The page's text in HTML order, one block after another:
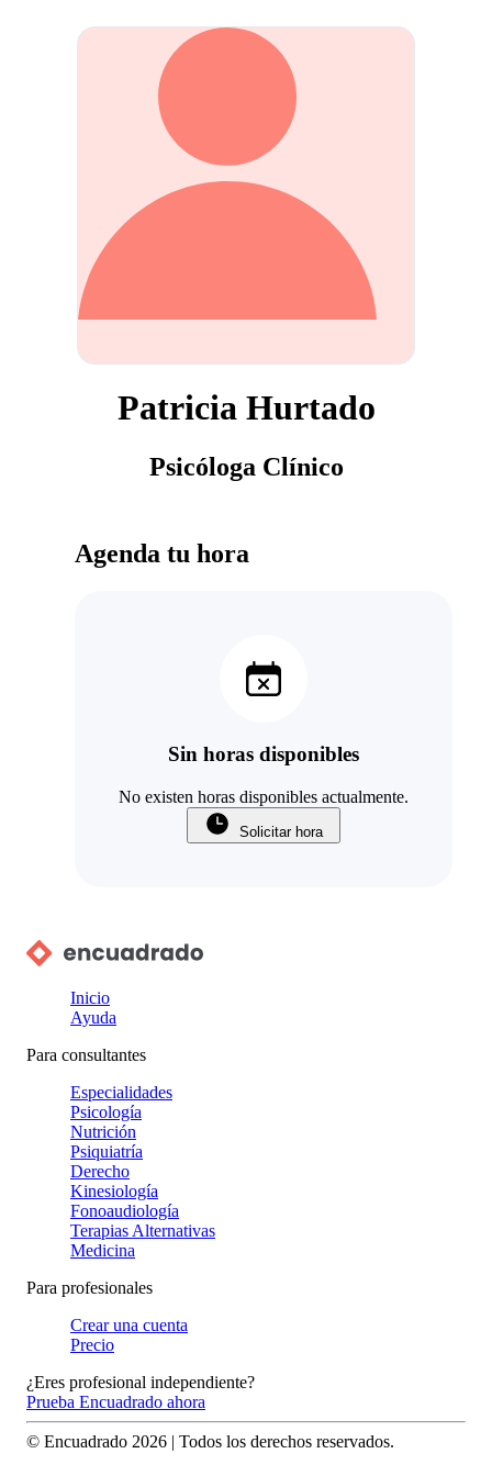
Patricia Hurtado
Psicóloga Clínico
Agenda tu hora
Sin horas disponibles
No existen horas disponibles actualmente.
Solicitar hora
Inicio
Ayuda
Para consultantes
Especialidades
Psicología
Nutrición
Psiquiatría
Derecho
Kinesiología
Fonoaudiología
Terapias Alternativas
Medicina
Para profesionales
Crear una cuenta
Precio
¿Eres profesional independiente?
Prueba Encuadrado ahora
© Encuadrado 2026 | Todos los derechos reservados.